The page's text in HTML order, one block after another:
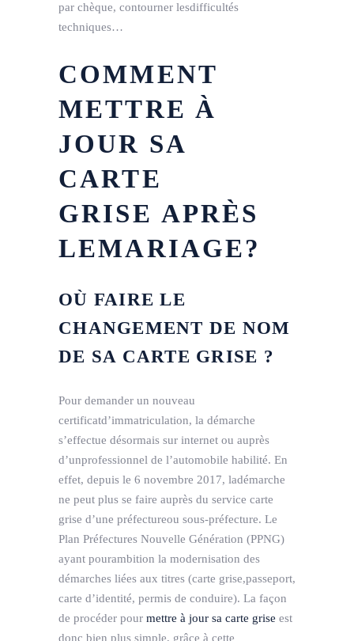
par chèque, contourner lesdifficultés
techniques…
COMMENT
METTRE À
JOUR SA
CARTE
GRISE APRÈS
LEMARIAGE?
OÙ FAIRE LE
CHANGEMENT DE NOM
DE SA CARTE GRISE ?
Pour demander un nouveau
certificatd’immatriculation, la démarche
s’effectue désormais sur internet ou auprès
d’unprofessionnel de l’automobile habilité. En
effet, depuis le 6 novembre 2017, ladémarche
ne peut plus se faire auprès du service carte
grise d’une préfectureou sous-préfecture. Le
Plan Préfectures Nouvelle Génération (PPNG)
ayant pourambition la modernisation des
démarches liées aux titres (carte grise,passeport,
carte d’identité, permis de conduire). La façon
de procéder pour mettre à jour sa carte grise est
donc bien plus simple, grâce à cette